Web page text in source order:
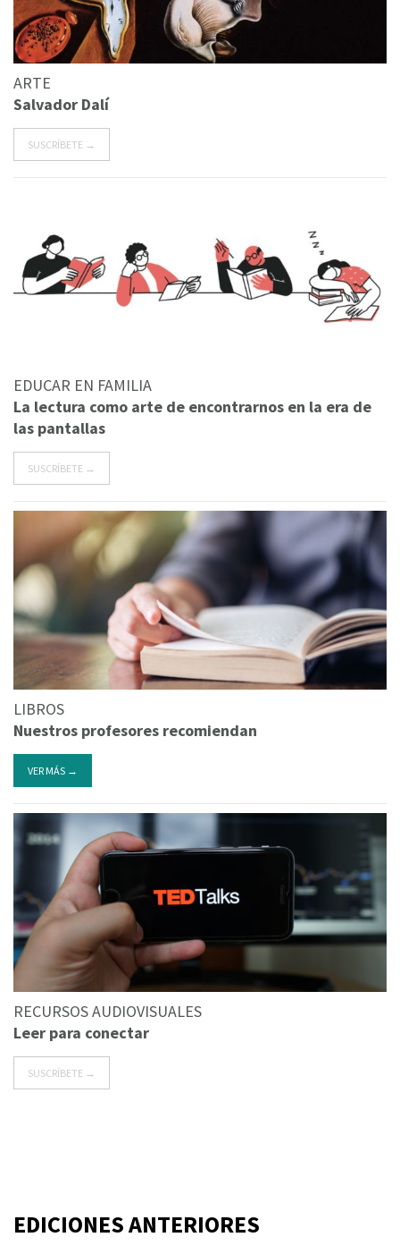
ARTE
Salvador Dalí
SUSCRÍBETE →
EDUCAR EN FAMILIA
La lectura como arte de encontrarnos en la era de
las pantallas
SUSCRÍBETE →
LIBROS
Nuestros profesores recomiendan
VER MÁS →
RECURSOS AUDIOVISUALES
Leer para conectar
SUSCRÍBETE →
EDICIONES ANTERIORES